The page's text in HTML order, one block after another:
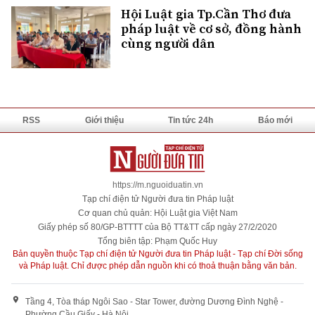
Hội Luật gia Tp.Cần Thơ đưa
pháp luật về cơ sở, đồng hành
cùng người dân
RSS Giới thiệu Tin tức 24h Báo mới
https://m.nguoiduatin.vn
Tạp chí điện tử Người đưa tin Pháp luật
Cơ quan chủ quản: Hội Luật gia Việt Nam
Giấy phép số 80/GP-BTTTT của Bộ TT&TT cấp ngày 27/2/2020
Tổng biên tập: Phạm Quốc Huy
Bản quyền thuộc Tạp chí điện tử Người đưa tin Pháp luật - Tạp chí Đời sống
và Pháp luật. Chỉ được phép dẫn nguồn khi có thoả thuận bằng văn bản.
Tầng 4, Tòa tháp Ngôi Sao - Star Tower, đường Dương Đình Nghệ -